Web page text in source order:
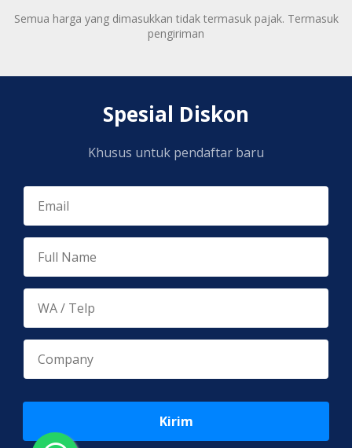
Semua harga yang dimasukkan tidak termasuk pajak. Termasuk
pengiriman
Spesial Diskon
Khusus untuk pendaftar baru
Kirim